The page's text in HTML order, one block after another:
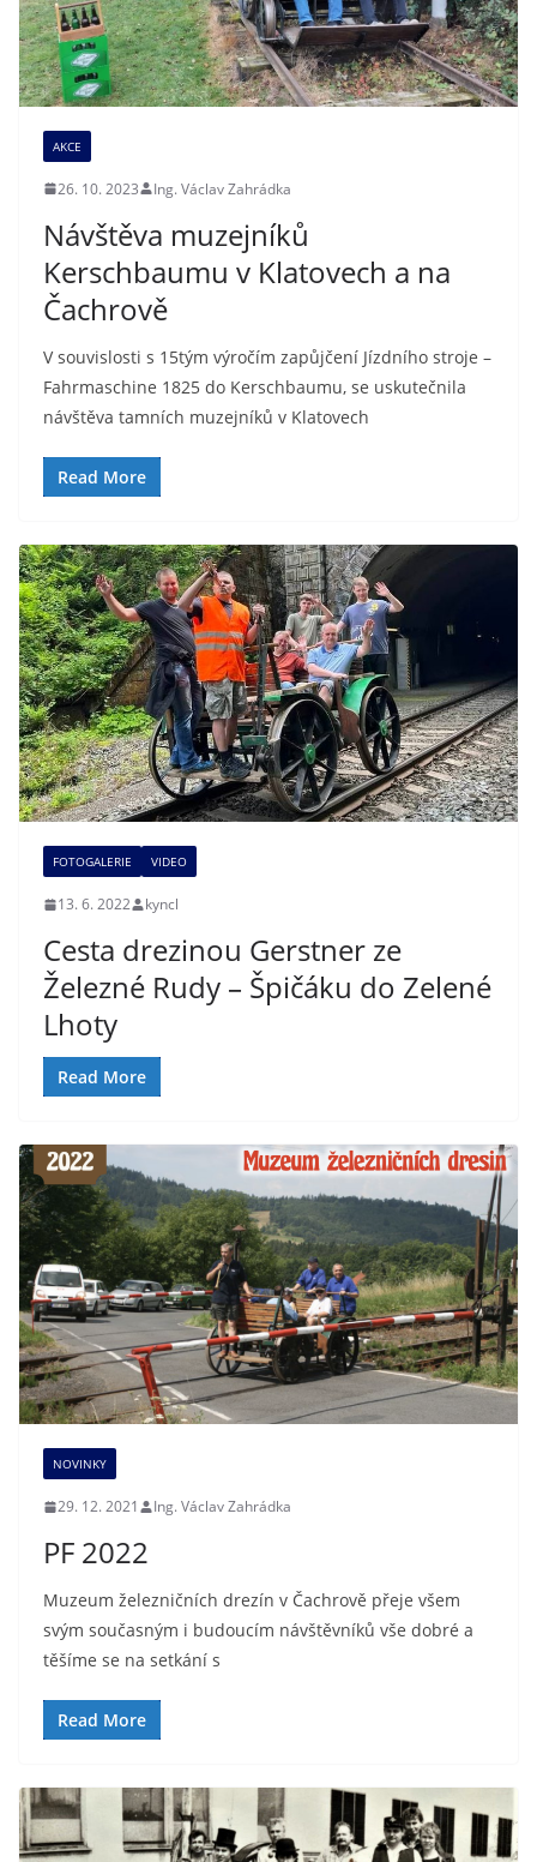
AKCE
26. 10. 2023 Ing. Václav Zahrádka
Návštěva muzejníků
Kerschbaumu v Klatovech a na
Čachrově
V souvislosti s 15tým výročím zapůjčení Jízdního stroje –
Fahrmaschine 1825 do Kerschbaumu, se uskutečnila
návštěva tamních muzejníků v Klatovech
Read More
FOTOGALERIE VIDEO
13. 6. 2022 kyncl
Cesta drezinou Gerstner ze
Železné Rudy – Špičáku do Zelené
Lhoty
Read More
NOVINKY
29. 12. 2021 Ing. Václav Zahrádka
PF 2022
Muzeum železničních drezín v Čachrově přeje všem
svým současným i budoucím návštěvníků vše dobré a
těšíme se na setkání s
Read More